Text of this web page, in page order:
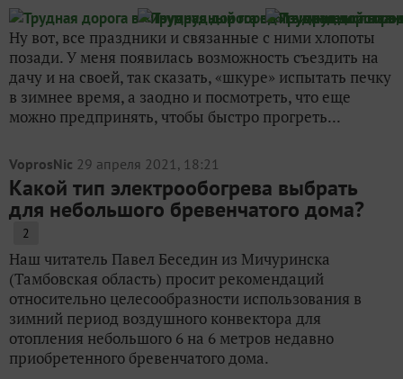
Ну вот, все праздники и связанные с ними хлопоты
позади. У меня появилась возможность съездить на
дачу и на своей, так сказать, «шкуре» испытать печку
в зимнее время, а заодно и посмотреть, что еще
можно предпринять, чтобы быстро прогреть...
VoprosNic 29 апреля 2021, 18:21
Какой тип электрообогрева выбрать
для небольшого бревенчатого дома?
2
Наш читатель Павел Беседин из Мичуринска
(Тамбовская область) просит рекомендаций
относительно целесообразности использования в
зимний период воздушного конвектора для
отопления небольшого 6 на 6 метров недавно
приобретенного бревенчатого дома.